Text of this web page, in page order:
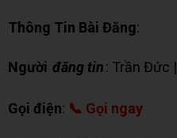
Thông Tin Bài Đăng:
Người đăng tin: Trần Đức |
Gọi điện: 📞 Gọi ngay